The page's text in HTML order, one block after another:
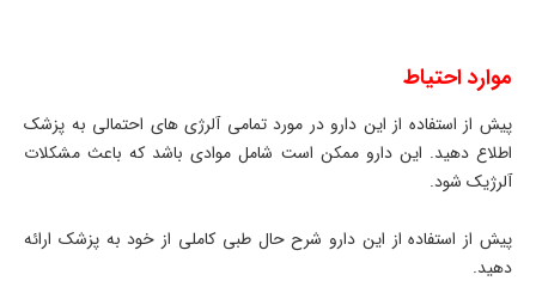
موارد احتیاط
پیش از استفاده از این دارو در مورد تمامی آلرژی های احتمالی به پزشک
اطلاع دهید. این دارو ممکن است شامل موادی باشد که باعث مشکلات
آلرژیک شود.
پیش از استفاده از این دارو شرح حال طبی کاملی از خود به پزشک ارائه
دهید.